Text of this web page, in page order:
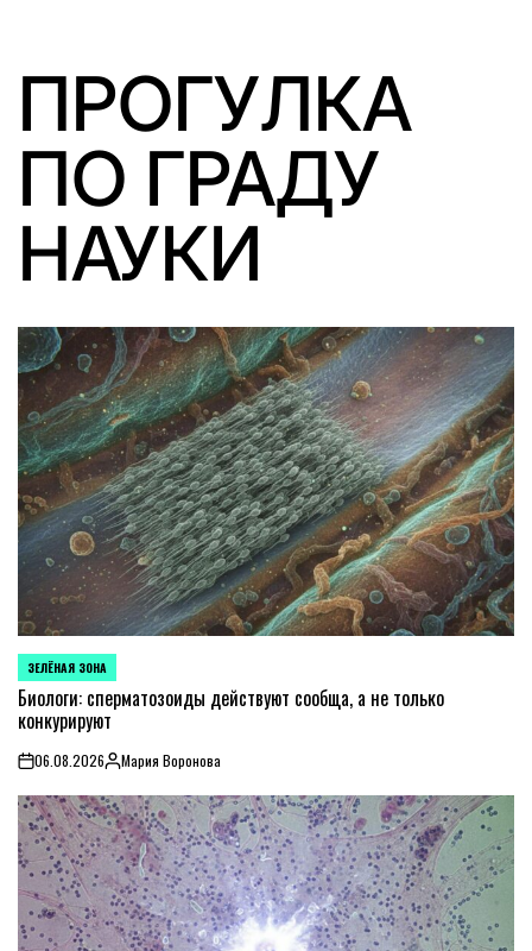
ПРОГУЛКА
ПО ГРАДУ
НАУКИ
POSTED
IN
ЗЕЛЁНАЯ ЗОНА
Биологи: сперматозоиды действуют сообща, а не только
конкурируют
on06.08.2026Posted
by
Мария Воронова